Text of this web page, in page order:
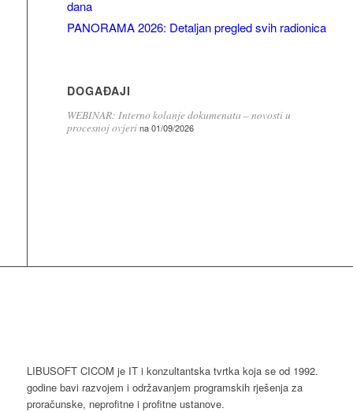
dana
PANORAMA 2026: Detaljan pregled svih radionica
DOGAĐAJI
WEBINAR: Interno kolanje dokumenata – novosti u
procesnoj ovjerina 01/09/2026
LIBUSOFT CICOM je IT i konzultantska tvrtka koja se od 1992.
godine bavi razvojem i održavanjem programskih rješenja za
proračunske, neprofitne i profitne ustanove.